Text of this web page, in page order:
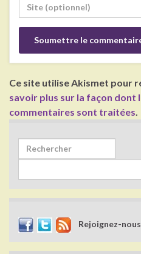
Ce site utilise Akismet pour
savoir plus sur la façon dont
commentaires sont traitées
Search for:
Rejoignez-